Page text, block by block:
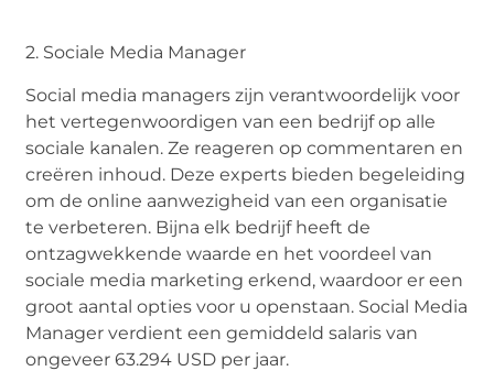
2. Sociale Media Manager
Social media managers zijn verantwoordelijk voor
het vertegenwoordigen van een bedrijf op alle
sociale kanalen. Ze reageren op commentaren en
creëren inhoud. Deze experts bieden begeleiding
om de online aanwezigheid van een organisatie
te verbeteren. Bijna elk bedrijf heeft de
ontzagwekkende waarde en het voordeel van
sociale media marketing erkend, waardoor er een
groot aantal opties voor u openstaan. Social Media
Manager verdient een gemiddeld salaris van
ongeveer 63.294 USD per jaar.